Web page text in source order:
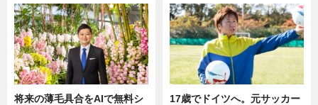
将来の薄毛具合をAIで無料シ
17歳でドイツへ。元サッカー